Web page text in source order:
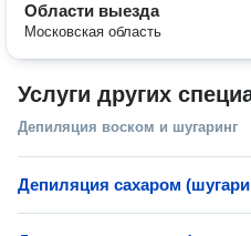
Области выезда
Московская область
Услуги других
Депиляция воском и шугаринг
Депиляция сахаром